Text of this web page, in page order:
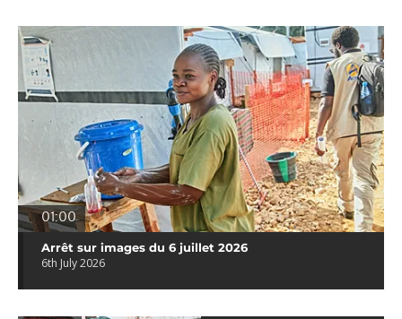
01:00
Arrêt sur images du 6 juillet 2026
6th July 2026